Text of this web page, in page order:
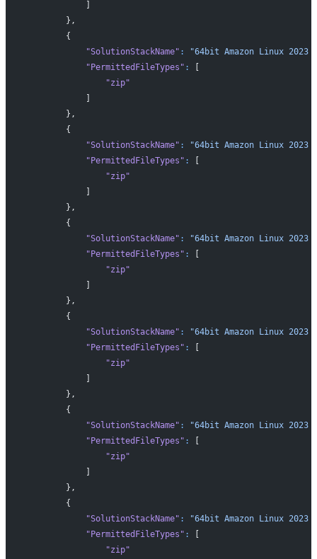
            ]
        },
        {
            "SolutionStackName"
:
"64bit Amazon Linux
            "PermittedFileTypes"
:
[
                "zip"
            ]
        },
        {
            "SolutionStackName"
:
"64bit Amazon Linux
            "PermittedFileTypes"
:
[
                "zip"
            ]
        },
        {
            "SolutionStackName"
:
"64bit Amazon Linux
            "PermittedFileTypes"
:
[
                "zip"
            ]
        },
        {
            "SolutionStackName"
:
"64bit Amazon Linux
            "PermittedFileTypes"
:
[
                "zip"
            ]
        },
        {
            "SolutionStackName"
:
"64bit Amazon Linux
            "PermittedFileTypes"
:
[
                "zip"
            ]
        },
        {
            "SolutionStackName"
:
"64bit Amazon Linux
            "PermittedFileTypes"
:
[
                "zip"